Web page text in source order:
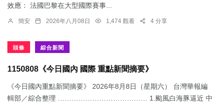
效應： 法國巴黎在大型國際賽事...
簡安 2026年八月08日 1,474 觀看 4 分享
頭條 綜合新聞
1150808《今日國內 國際 重點新聞摘要》
《今日國內重點新聞摘要》 2026年8月8日（星期六） 台灣華報編
輯部／綜合整理 ………………………………… 1.颱風白海豚逼近 中